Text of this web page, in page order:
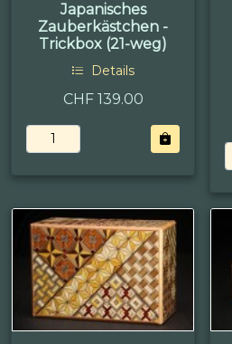
Japanisches
Zauberkästchen -
Trickbox (21-weg)
Details
CHF 139.00